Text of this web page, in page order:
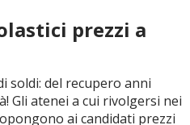
prezzi a
soldi: del recupero anni
Gli atenei a cui rivolgersi nei
ai candidati prezzi